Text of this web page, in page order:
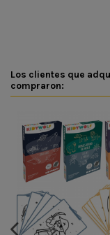
Los clientes que
compraron: